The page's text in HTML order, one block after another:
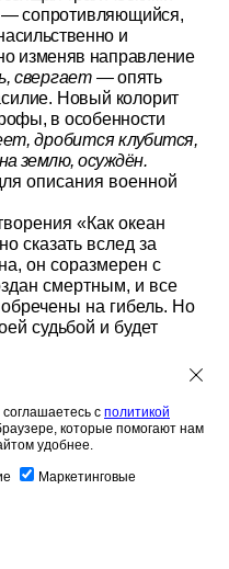
— сопротивляющийся,
и
изменяв направление
свергает —опять
Новый колорит
в особенности
дробитсяклубится,
землю, осуждён.
описания военной
«Как океан
сказать вслед за
он соразмерен с
смертным, и все
на гибель. Но
судьбой и будет
какие бы
ни был его бунт. И
непостижимый"».
жизни -
истины. Пятая
поэтиче­ской
радостно, светло!"),
для
с политикой
которые помогают нам
удобнее.
Маркетинговые